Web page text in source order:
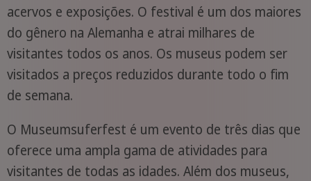
acervos e exposições. O festival é um dos maiores
do gênero na Alemanha e atrai milhares de
visitantes todos os anos. Os museus podem ser
visitados a preços reduzidos durante todo o fim
de semana.
O Museumsuferfest é um evento de três dias que
oferece uma ampla gama de atividades para
visitantes de todas as idades. Além dos museus,